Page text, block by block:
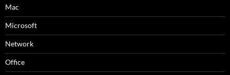
Mac
Microsoft
Network
Office